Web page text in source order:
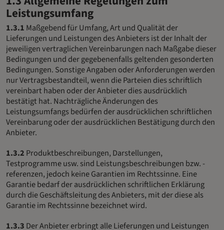
Leistungsumfang
1.3.1 Maßgebend für Umfang, Art und Qualität der
Lieferungen und Leistungen des Anbieters ist der Inhalt der
jeweiligen vertraglichen Vereinbarungen nach Maßgabe dieser
Bedingungen und der gegebenenfalls geltenden gesonderten
Bedingungen. Sonstige Angaben oder Anforderungen werden
nur Vertragsbestandteil, wenn die Parteien dies schriftlich
vereinbart haben oder der Anbieter dies ausdrücklich
bestätigt hat. Nachträgliche Änderungen des
Leistungsumfangs bedürfen der ausdrücklichen schriftlichen
Vereinbarung oder der ausdrücklichen Bestätigung durch den
Anbieter.
1.3.2 Produktbeschreibungen, Darstellungen,
Testprogramme usw. sind Leistungsbeschreibungen bzw. -
referenzen, jedoch keine Garantien im Rechtssinne. Eine
Garantie bedarf der ausdrücklichen schriftlichen Erklärung
durch die Geschäftsleitung des Anbieters, mit der diese als
Garantie im Rechtssinne bezeichnet wird.
1.3.3 Der Anbieter erbringt alle Lieferungen und Leistungen